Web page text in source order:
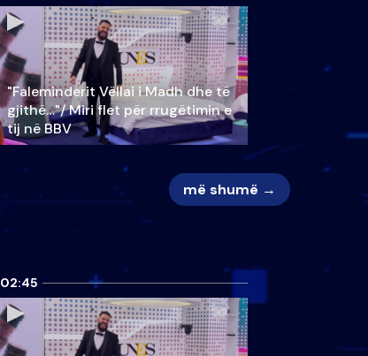
"Faleminderit Vëllai i Madh dhe të
gjithë…"/ Miri flet për rrugëtimin e
tij në BBV
më shumë →
02:45